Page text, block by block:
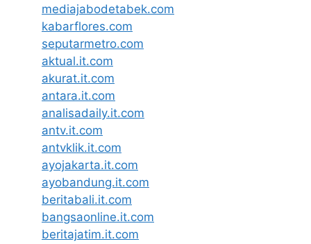
mediajabodetabek.com
kabarflores.com
seputarmetro.com
aktual.it.com
akurat.it.com
antara.it.com
analisadaily.it.com
antv.it.com
antvklik.it.com
ayojakarta.it.com
ayobandung.it.com
beritabali.it.com
bangsaonline.it.com
beritajatim.it.com